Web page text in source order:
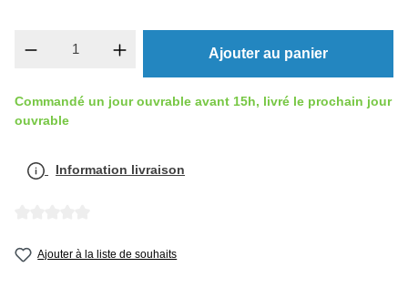
Quantité de produit : Entrez la quantité
Ajouter au panier
Commandé un jour ouvrable avant 15h, livré le prochain jour
ouvrable
Information livraison
Ajouter à la liste de souhaits